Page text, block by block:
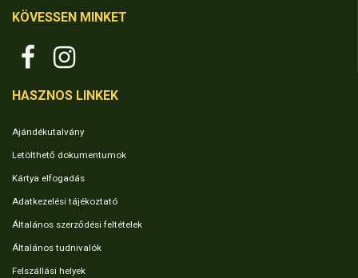
KÖVESSEN MINKET
HASZNOS LINKEK
Ajándékutalvány
Letölthető dokumentumok
Kártya elfogadás
Adatkezelési tájékoztató
Általános szerződési feltételek
Általános tudnivalók
Felszállási helyek